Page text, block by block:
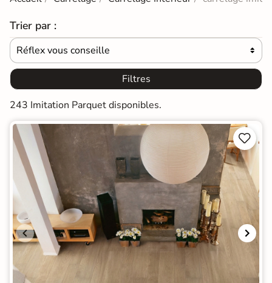
Trier par :
Réflex vous conseille 
Filtres
243 Imitation Parquet disponibles.

